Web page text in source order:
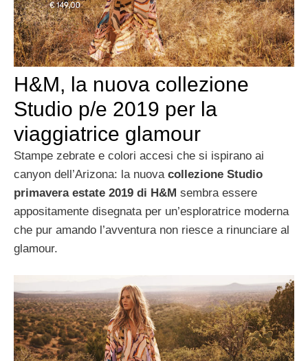
H&M, la nuova collezione
Studio p/e 2019 per la
viaggiatrice glamour
Stampe zebrate e colori accesi che si ispirano ai
canyon dell’Arizona: la nuova collezione Studio
primavera estate 2019 di H&M sembra essere
appositamente disegnata per un’esploratrice moderna
che pur amando l’avventura non riesce a rinunciare al
glamour.